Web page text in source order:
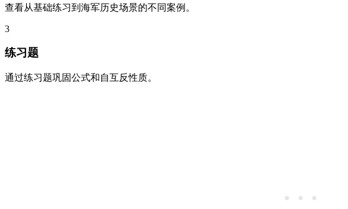
查看从基础练习到海军历史场景的不同案例。
3
练习题
通过练习题巩固公式和自互反性质。